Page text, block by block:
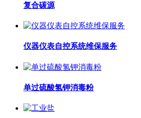
复合碳源
仪器仪表自控系统维保服务
单过硫酸氢钾消毒粉